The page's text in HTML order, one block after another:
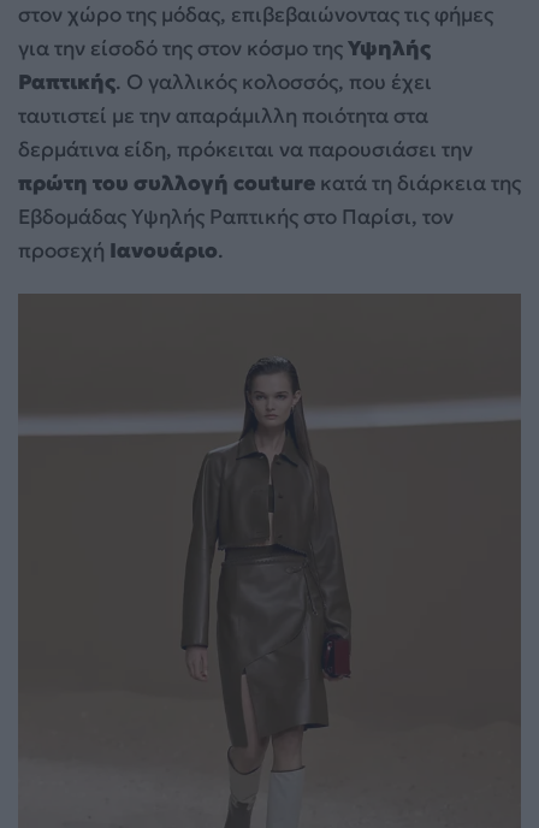
στον χώρο της μόδας, επιβεβαιώνοντας τις φήμες
για την είσοδό της στον κόσμο τηςΥψηλής
Ραπτικής. Ο γαλλικός κολοσσός, που έχει
ταυτιστεί με την απαράμιλλη ποιότητα στα
δερμάτινα είδη, πρόκειται να παρουσιάσει την
πρώτη του συλλογή couture κατά τη διάρκεια της
Εβδομάδας Υψηλής Ραπτικής στο Παρίσι, τον
προσεχή Ιανουάριο.